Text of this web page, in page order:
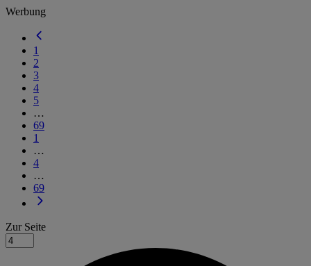
Werbung
1
2
3
4
5
…
69
1
…
4
…
69
Zur Seite